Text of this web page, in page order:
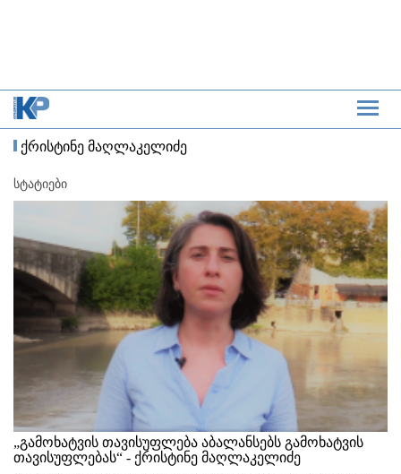
ქრისტინე მაღლაკელიძე
სტატიები
„გამოხატვის თავისუფლება აბალანსებს გამოხატვის
თავისუფლებას“ - ქრისტინე მაღლაკელიძე